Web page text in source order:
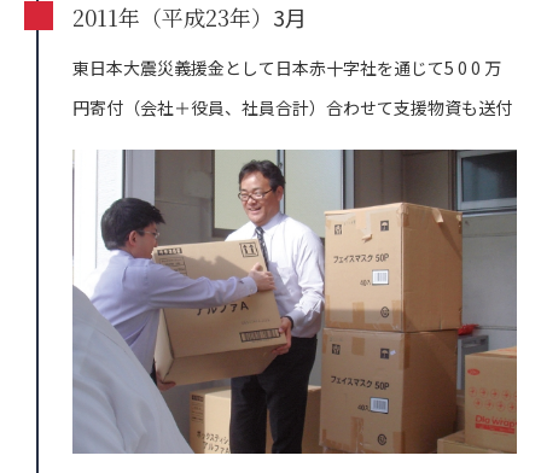
2011年（平成23年） 3月
東日本大震災義援金として日本赤十字社を通じて5 0 0 万
円寄付（会社＋役員、社員合計）合わせて支援物資も送付